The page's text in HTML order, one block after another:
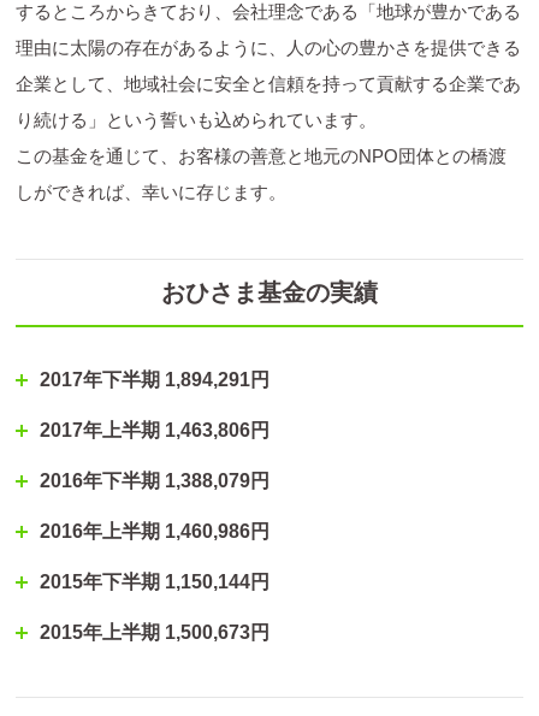
するところからきており、会社理念である「地球が豊かである
理由に太陽の存在があるように、人の心の豊かさを提供できる
企業として、地域社会に安全と信頼を持って貢献する企業であ
り続ける」という誓いも込められています。
この基金を通じて、お客様の善意と地元のNPO団体との橋渡
しができれば、幸いに存じます。
おひさま基金の実績
2017年下半期 1,894,291円
2017年上半期 1,463,806円
2016年下半期 1,388,079円
2016年上半期 1,460,986円
2015年下半期 1,150,144円
2015年上半期 1,500,673円